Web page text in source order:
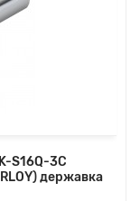
S16Q-3C
державка